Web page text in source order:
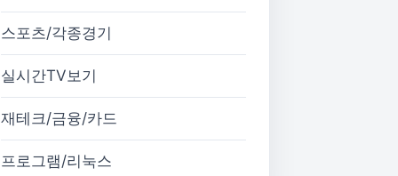
스포츠/각종경기
실시간TV보기
재테크/금융/카드
프로그램/리눅스